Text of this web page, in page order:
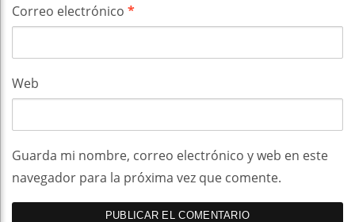
Correo electrónico *
Web
Guarda mi nombre, correo electrónico y web en este
navegador para la próxima vez que comente.